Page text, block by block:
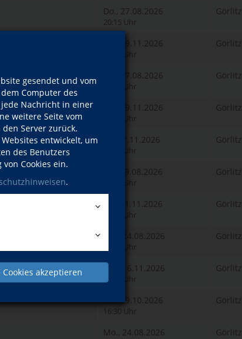
gesendet und vom
Computer des
Nachricht in einer
weitere Seite vom
Server zurück.
entwickelt, um
des Benutzers
Cookies ein.
.
Cookies akzeptieren
Do., 27.08.2026
20:15 Uhr
Görlitz
Do., 19.11.2026
20:15 Uhr
Görlitz
Do., 27.08.2026
17:45 Uhr
Görlitz
Do., 19.11.2026
17:45 Uhr
Görlitz
Fr., 27.11.2026
18:15 Uhr
Görlitz
Mi., 19.08.2026
17:30 Uhr
Görlitz
Mi., 11.11.2026
17:30 Uhr
Görlitz
Mo., 24.08.2026
16:15 Uhr
Görlitz
Mo., 16.11.2026
16:15 Uhr
Görlitz
Do., 29.10.2026
16:30 Uhr
Görlitz
Mo., 24.08.2026 Görlitz